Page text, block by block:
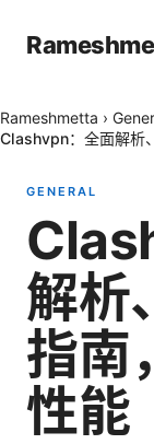
Rameshmetta ›
Clashvpn：全面解析
GENERAL
解析
指南
性能